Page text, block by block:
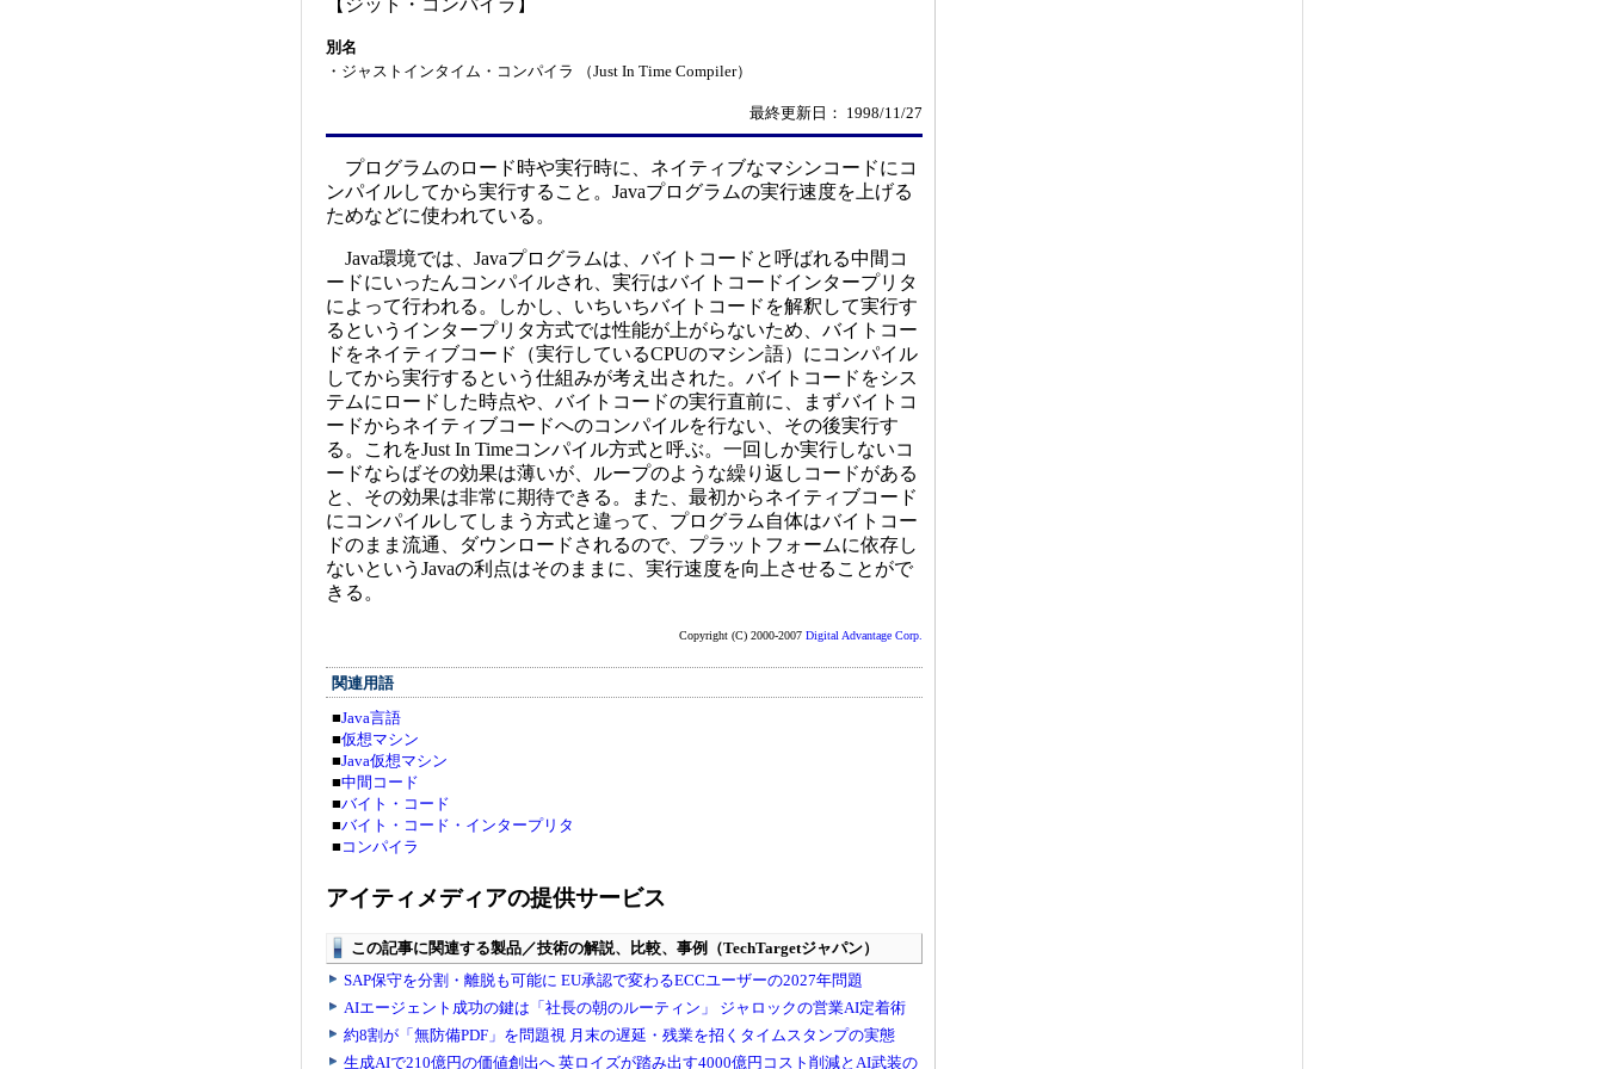
【ジット・コンパイラ】
別名
・ ジャストインタイム・コンパイラ （Just In Time Compiler）
最終更新日： 1998/11/27
プログラムのロード時や実行時に、ネイティブなマシンコードにコ
ンパイルしてから実行すること。Javaプログラムの実行速度を上げる
ためなどに使われている。
Java環境では、Javaプログラムは、バイトコードと呼ばれる中間コ
ードにいったんコンパイルされ、実行はバイトコードインタープリタ
によって行われる。しかし、いちいちバイトコードを解釈して実行す
るというインタープリタ方式では性能が上がらないため、バイトコー
ドをネイティブコード（実行しているCPUのマシン語）にコンパイル
してから実行するという仕組みが考え出された。バイトコードをシス
テムにロードした時点や、バイトコードの実行直前に、まずバイトコ
ードからネイティブコードへのコンパイルを行ない、その後実行す
る。これをJust In Timeコンパイル方式と呼ぶ。一回しか実行しないコ
ードならばその効果は薄いが、ループのような繰り返しコードがある
と、その効果は非常に期待できる。また、最初からネイティブコード
にコンパイルしてしまう方式と違って、プログラム自体はバイトコー
ドのまま流通、ダウンロードされるので、プラットフォームに依存し
ないというJavaの利点はそのままに、実行速度を向上させることがで
きる。
Copyright (C) 2000-2007 Digital Advantage Corp.
関連用語
■Java言語
■仮想マシン
■Java仮想マシン
■中間コード
■バイト・コード
■バイト・コード・インタープリタ
■ コンパイラ
アイティメディアの提供サービス